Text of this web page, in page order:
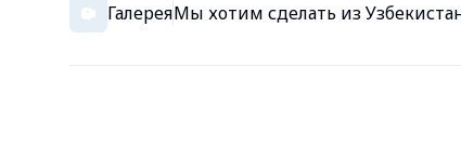
ГалереяМы хотим сделать из